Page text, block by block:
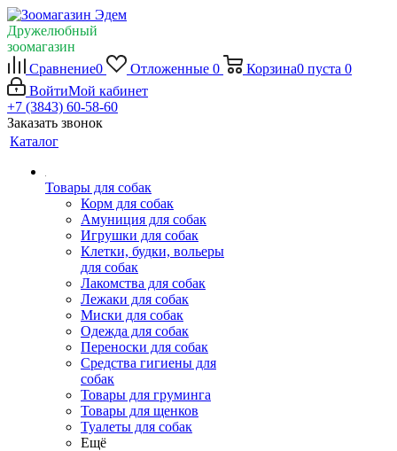
Дружелюбный
зоомагазин
Сравнение0 Отложенные 0 Корзина0 пуста 0
ВойтиМой кабинет
+7 (3843) 60-58-60
Заказать звонок
Каталог
Товары для собак
Корм для собак
Амуниция для собак
Игрушки для собак
Клетки, будки, вольеры
для собак
Лакомства для собак
Лежаки для собак
Миски для собак
Одежда для собак
Переноски для собак
Средства гигиены для
собак
Товары для груминга
Товары для щенков
Туалеты для собак
Ещё